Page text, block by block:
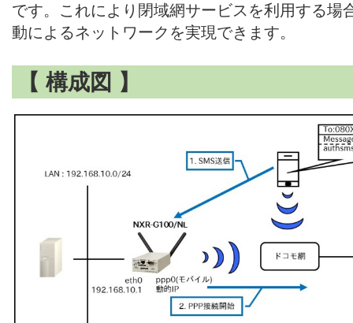
です。これにより閉域網サービスを利用する場
動によるネットワークを実現できます。
【 構成図 】